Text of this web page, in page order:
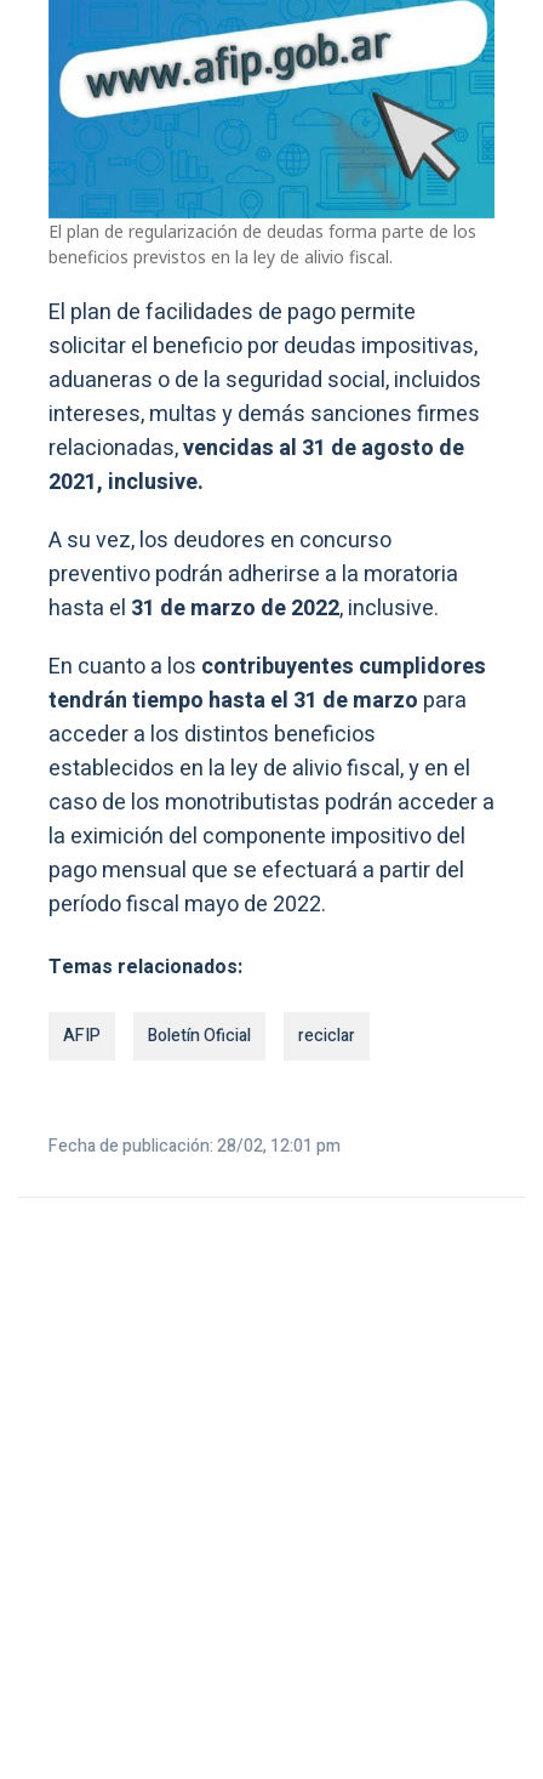
El plan de regularización de deudas forma parte de los
beneficios previstos en la ley de alivio fiscal.
El plan de facilidades de pago permite
solicitar el beneficio por deudas impositivas,
aduaneras o de la seguridad social, incluidos
intereses, multas y demás sanciones firmes
relacionadas,vencidas al 31 de agosto de
2021, inclusive.
A su vez, los deudores en concurso
preventivo podrán adherirse a la moratoria
hasta el 31 de marzo de 2022, inclusive.
En cuanto a los contribuyentes cumplidores
tendrán tiempo hasta el 31 de marzo para
acceder a los distintos beneficios
establecidos en la ley de alivio fiscal, y en el
caso de los monotributistas podrán acceder a
la eximición del componente impositivo del
pago mensual que se efectuará a partir del
período fiscal mayo de 2022.
Temas relacionados:
AFIP Boletín Oficial reciclar
Fecha de publicación: 28/02, 12:01 pm